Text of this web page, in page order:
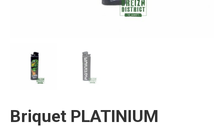
Briquet PLATINIUM